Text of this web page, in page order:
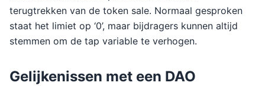
terugtrekken van de token sale. Normaal gesproken
staat het limiet op ‘0’, maar bijdragers kunnen altijd
stemmen om de tap variable te verhogen.
Gelijkenissen met een DAO